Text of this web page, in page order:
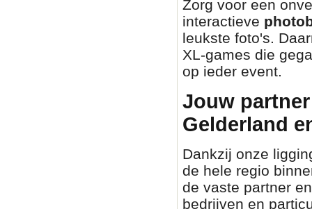
Zorg voor een
interactieve
leukste foto's.
XL-games die
op ieder event.
Jouw
Gelderland
Dankzij onze
de hele regio
de vaste partner
bedrijven en